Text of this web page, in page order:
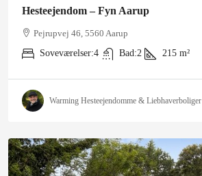
Hesteejendom – Fyn Aarup
Pejrupvej 46, 5560 Aarup
Soveværelser:4 Bad:2 215 m²
Warming Hesteejendomme & Liebhaverboliger